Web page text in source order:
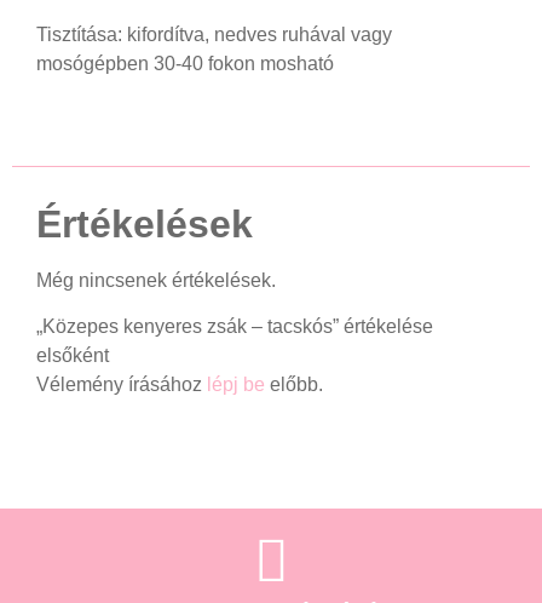
Tisztítása: kifordítva, nedves ruhával vagy
mosógépben 30-40 fokon mosható
Értékelések
Még nincsenek értékelések.
„Közepes kenyeres zsák – tacskós” értékelése
elsőként
Vélemény írásához lépj be előbb.